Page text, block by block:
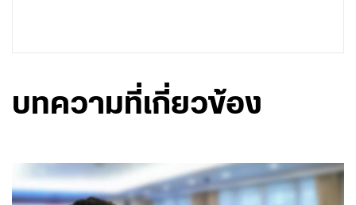
บทความที่เกี่ยวข้อง